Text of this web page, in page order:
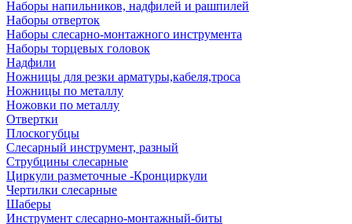
Наборы напильников, надфилей и рашпилей
Наборы отверток
Наборы слесарно-монтажного инструмента
Наборы торцевых головок
Надфили
Ножницы для резки арматуры,кабеля,троса
Ножницы по металлу
Ножовки по металлу
Отвертки
Плоскогубцы
Слесарный инструмент, разный
Струбцины слесарные
Циркули разметочные -Кронциркули
Чертилки слесарные
Шаберы
Инструмент слесарно-монтажный-биты